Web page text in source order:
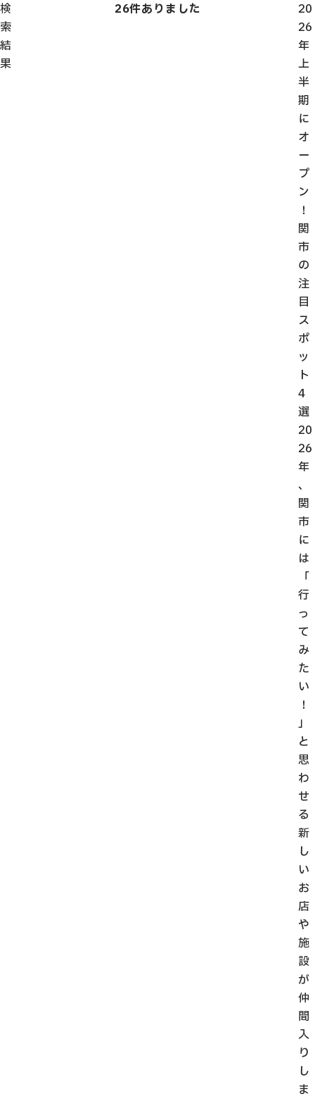
検
索
結
果
26件ありました
20
26
年
上
半
期
に
オ
ー
プ
ン
！
関
市
の
注
目
ス
ポ
ッ
ト
4
選
20
26
年
、
関
市
に
は
「
行
っ
て
み
た
い
！
」
と
思
わ
せ
る
新
し
い
お
店
や
施
設
が
仲
間
入
り
し
ま